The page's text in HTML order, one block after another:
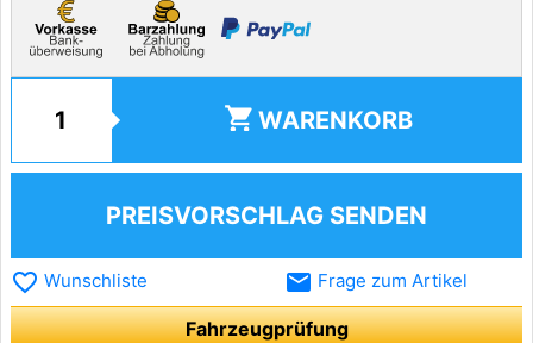
shopping_cart WARENKORB
PREISVORSCHLAG SENDEN
favorite_border Wunschliste email Frage zum Artikel
Fahrzeugprüfung